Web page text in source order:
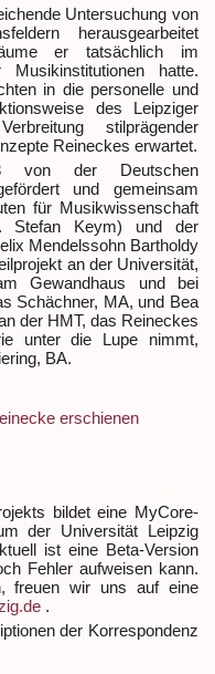
Untersuchung von
herausgearbeitet
er tatsächlich im
hatte.
in die personelle und
des Leipziger
stilprägender
Reineckes erwartet.
von der Deutschen
und gemeinsam
für Musikwissenschaft
Stefan Keym) und der
Mendelssohn Bartholdy
an der Universität,
Gewandhaus und bei
Schächner, MA, und Bea
der HMT, das Reineckes
unter die Lupe nimmt,
BA.
erschienen
bildet eine MyCore-
der Universität Leipzig
ist eine Beta-Version
Fehler aufweisen kann.
freuen wir uns auf eine
.
der Korrespondenz